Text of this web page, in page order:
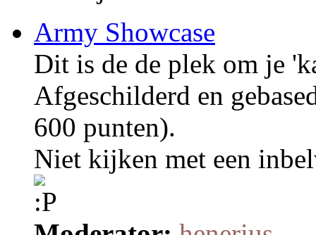
Army Showcase
Dit is de de plek om je
Afgeschilderd en
600 punten).
Niet kijken met een